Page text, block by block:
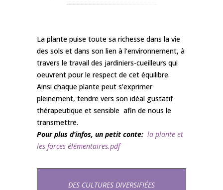
La plante puise toute sa richesse dans la vie
des sols et dans son lien à l’environnement, à
travers le travail des jardiniers-cueilleurs qui
oeuvrent pour le respect de cet équilibre.
Ainsi chaque plante peut s’exprimer
pleinement, tendre vers son idéal gustatif
thérapeutique et sensible afin de nous le
transmettre.
Pour plus d’infos, un petit conte: la plante et
les forces élémentaires.pdf
DES CULTURES DIVERSIFIÉES